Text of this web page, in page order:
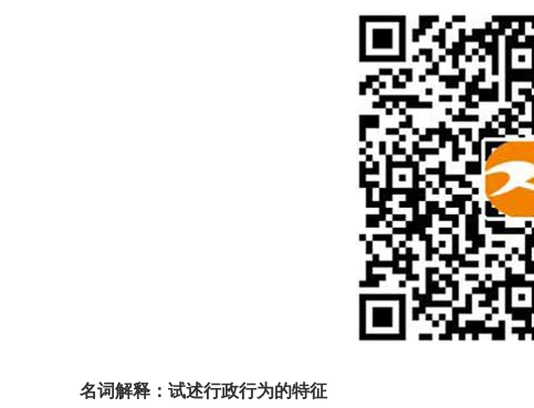
名词解释：试述行政行为的特征